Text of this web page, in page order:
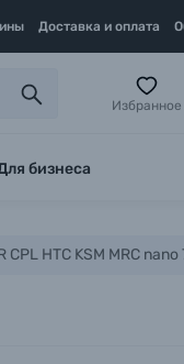
Доставка и оплата
Избранное
бизнеса
HTC KSM MRC nano